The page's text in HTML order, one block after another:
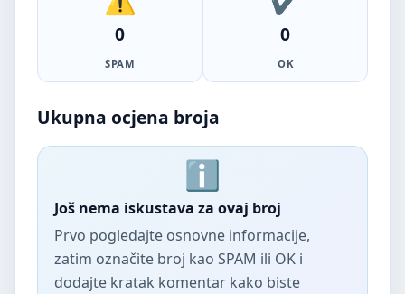
0
SPAM
0
OK
Ukupna ocjena broja
Još nema iskustava za ovaj broj
Prvo pogledajte osnovne informacije,
zatim označite broj kao SPAM ili OK i
dodajte kratak komentar kako biste